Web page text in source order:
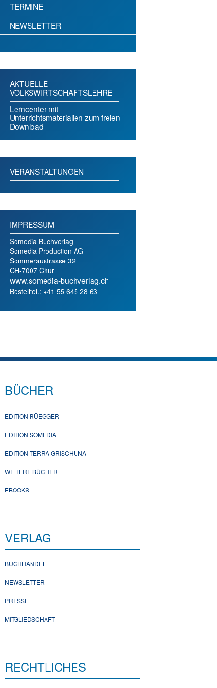
TERMINE
NEWSLETTER
AKTUELLE
VOLKSWIRTSCHAFTSLEHRE
Lerncenter mit
Unterrichtsmaterialien zum freien
Download
VERANSTALTUNGEN
IMPRESSUM
Somedia Buchverlag
Somedia Production AG
Sommeraustrasse 32
CH-7007 Chur
www.somedia-buchverlag.ch
Bestelltel.: +41 55 645 28 63
BÜCHER
EDITION RÜEGGER
EDITION SOMEDIA
EDITION TERRA GRISCHUNA
WEITERE BÜCHER
EBOOKS
VERLAG
BUCHHANDEL
NEWSLETTER
PRESSE
MITGLIEDSCHAFT
RECHTLICHES